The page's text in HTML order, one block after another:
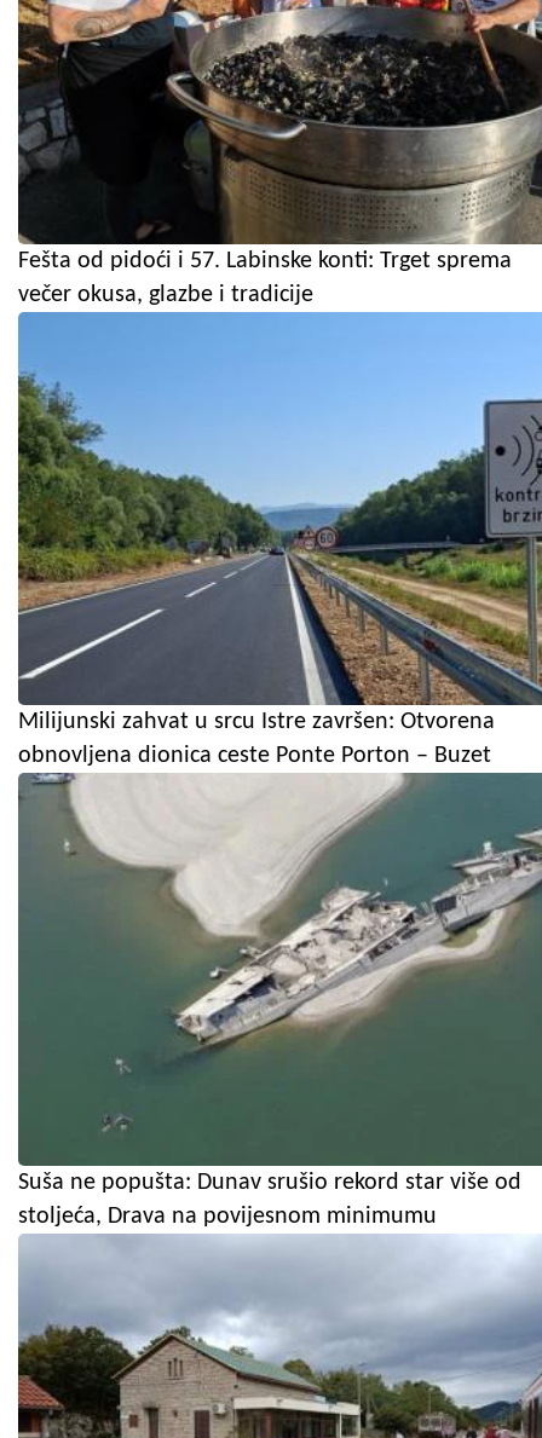
Fešta od pidoći i 57. Labinske konti: Trget sprema
večer okusa, glazbe i tradicije
Milijunski zahvat u srcu Istre završen: Otvorena
obnovljena dionica ceste Ponte Porton – Buzet
Suša ne popušta: Dunav srušio rekord star više od
stoljeća, Drava na povijesnom minimumu